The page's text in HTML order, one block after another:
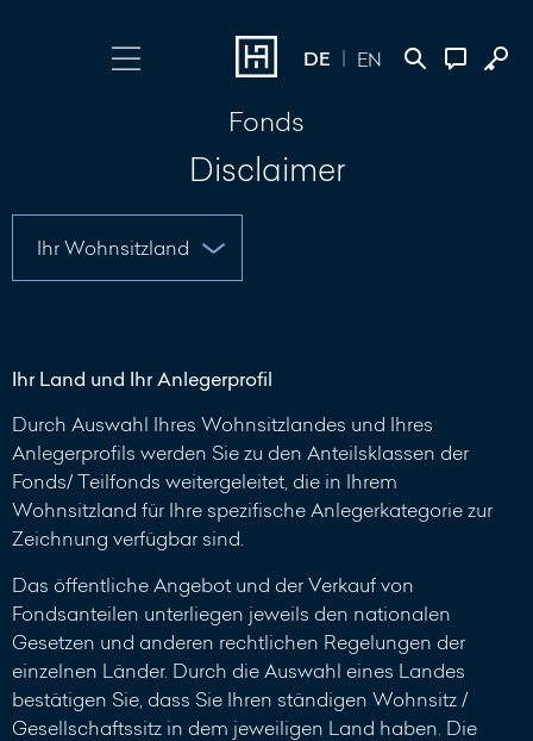
DE EN
Online Banking
Fonds
Disclaimer
Ihr Land und Ihr Anlegerprofil
Durch Auswahl Ihres Wohnsitzlandes und Ihres
Anlegerprofils werden Sie zu den Anteilsklassen der
Fonds/ Teilfonds weitergeleitet, die in Ihrem
Wohnsitzland für Ihre spezifische Anlegerkategorie zur
Zeichnung verfügbar sind.
Das öffentliche Angebot und der Verkauf von
Fondsanteilen unterliegen jeweils den nationalen
Gesetzen und anderen rechtlichen Regelungen der
einzelnen Länder. Durch die Auswahl eines Landes
bestätigen Sie, dass Sie Ihren ständigen Wohnsitz /
Gesellschaftssitz in dem jeweiligen Land haben. Die